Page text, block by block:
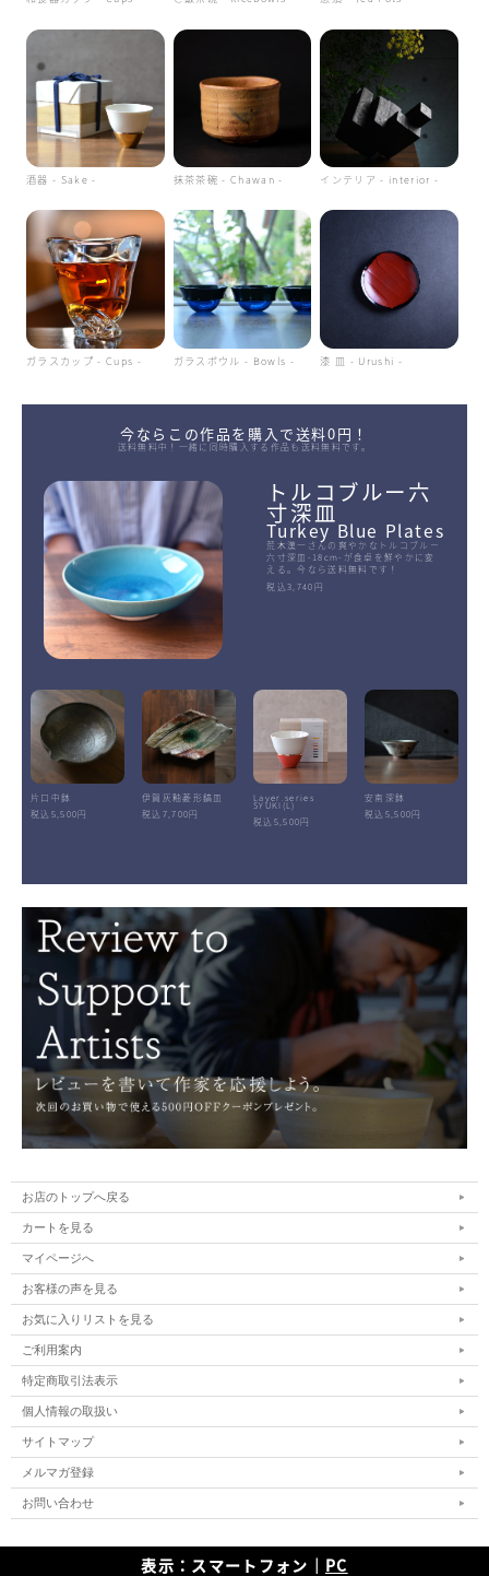
酒器 - Sake - 抹茶茶碗 - Chawan - インテリア - interior -
ガラスカップ - Cups - ガラスボウル - Bowls - 漆 皿 - Urushi -
今ならこの作品を購入で送料0円！
送料無料中！一緒に同時購入する作品も送料無料です。
トルコブルー六
寸深皿
Turkey Blue Plates
荒木漢一さんの爽やかなトルコブルー
六寸深皿-18cm-が食卓を鮮やかに変
える。今なら送料無料です！
税込3,740円
片口中鉢
税込5,500円
伊賀灰釉菱形鎬皿
税込7,700円
Layer.series
SYUKI(L)
税込5,500円
安南深鉢
税込5,500円
お店のトップへ戻る
カートを見る
マイページへ
お客様の声を見る
お気に入りリストを見る
ご利用案内
特定商取引法表示
個人情報の取扱い
サイトマップ
メルマガ登録
お問い合わせ
表示：スマートフォン｜ PC